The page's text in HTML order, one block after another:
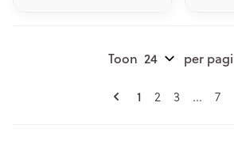
Pagina's
U lees
1 Pagina
2 Pagina
3 ... 7
Toon per